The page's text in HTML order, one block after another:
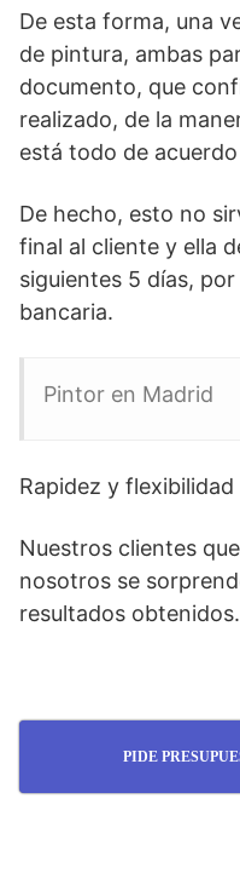
De esta forma, una
de pintura, ambas
documento, que
realizado, de la
está todo de
De hecho, esto no
final al cliente y ella
siguientes 5 días,
bancaria.
Pintor en Madrid
Rapidez y
Nuestros clientes
nosotros se
resultados obtenidos.
PIDE